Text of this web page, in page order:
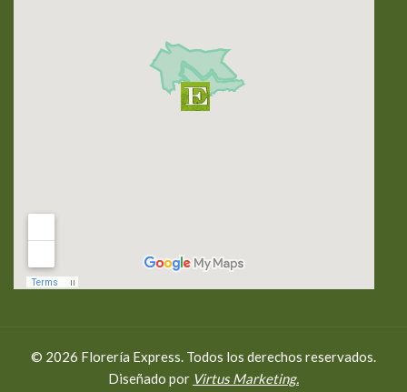
© 2026 Florería Express. Todos los derechos reservados.
Diseñado por Virtus Marketing.